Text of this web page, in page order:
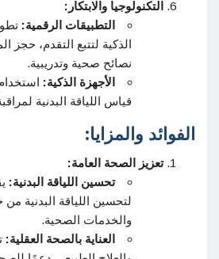
التكنولوجيا والابتكار:
التطبيقات الرقمية:
الذكية لتتبع التقدم، حجز
نصائح صحية وتدريبية.
الأجهزة الذكية:
قياس اللياقة البدنية
الفوائد والمزايا:
تعزيز الصحة العامة:
تحسين اللياقة البدنية:
لتحسين اللياقة البدنية من
والخدمات الصحية.
العناية بالصحة العقلية: